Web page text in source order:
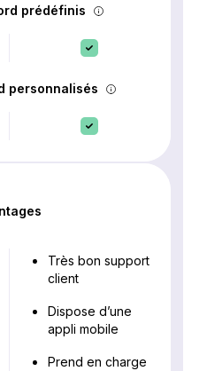
prédéfinis
personnalisés
Très bon support
client
Dispose d’une
appli mobile
Prend en charge